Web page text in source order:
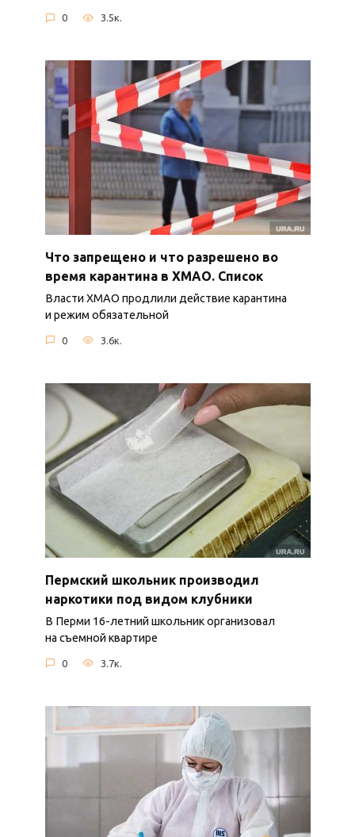
0 3.5к.
Что запрещено и что разрешено во
время карантина в ХМАО. Список
Власти ХМАО продлили действие карантина
и режим обязательной
0 3.6к.
Пермский школьник производил
наркотики под видом клубники
В Перми 16-летний школьник организовал
на съемной квартире
0 3.7к.